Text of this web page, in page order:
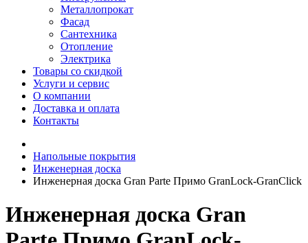
Металлопрокат
Фасад
Сантехника
Отопление
Электрика
Товары со скидкой
Услуги и сервис
О компании
Доставка и оплата
Контакты
Напольные покрытия
Инженерная доска
Инженерная доска Gran Parte Примо GranLock-GranClick
Инженерная доска Gran